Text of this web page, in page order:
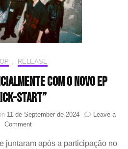
, RELEASE
com o novo EP
START”
11 de September de 2024
Leave a
Commenton
estreou
juntaram após a participação no